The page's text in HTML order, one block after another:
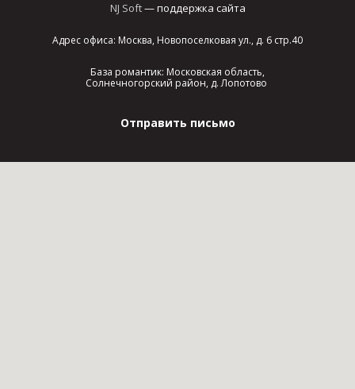
NJ Soft— поддержка сайта
Адрес офиса: Москва, Новопоселковая ул., д. 6 стр.40
База романтик: Московская область,
Солнечногорский район, д. Лопотово
Отправить письмо